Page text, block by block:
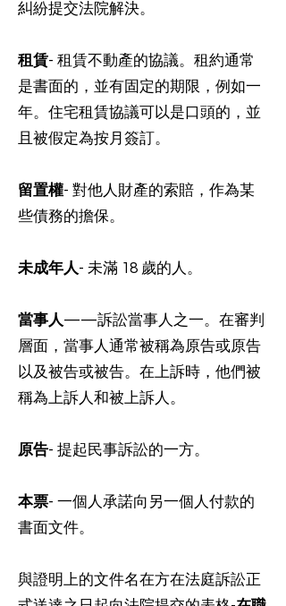
糾紛提交法院解決。
租賃- 租賃不動產的協議。租約通常
是書面的，並有固定的期限，例如一
年。住宅租賃協議可以是口頭的，並
且被假定為按月簽訂。
留置權- 對他人財產的索賠，作為某
些債務的擔保。
未成年人- 未滿 18 歲的人。
當事人——訴訟當事人之一。在審判
層面，當事人通常被稱為原告或原告
以及被告或被告。在上訴時，他們被
稱為上訴人和被上訴人。
原告- 提起民事訴訟的一方。
本票- 一個人承諾向另一個人付款的
書面文件。
與證明上的文件名在方在法庭訴訟正